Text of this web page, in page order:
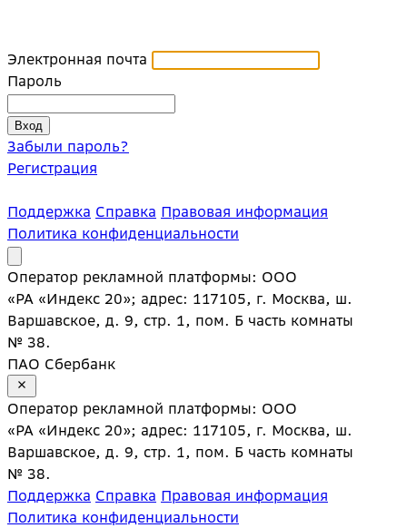
Электронная почта
Пароль
Забыли пароль?
Регистрация
Поддержка Справка Правовая информация
Политика конфиденциальности
Оператор рекламной платформы: ООО
«РА «Индекс 20»; адрес: 117105, г. Москва, ш.
Варшавское, д. 9, стр. 1, пом. Б часть комнаты
№ 38.
ПАО Сбербанк
Оператор рекламной платформы: ООО
«РА «Индекс 20»; адрес: 117105, г. Москва, ш.
Варшавское, д. 9, стр. 1, пом. Б часть комнаты
№ 38.
Поддержка Справка Правовая информация
Политика конфиденциальности